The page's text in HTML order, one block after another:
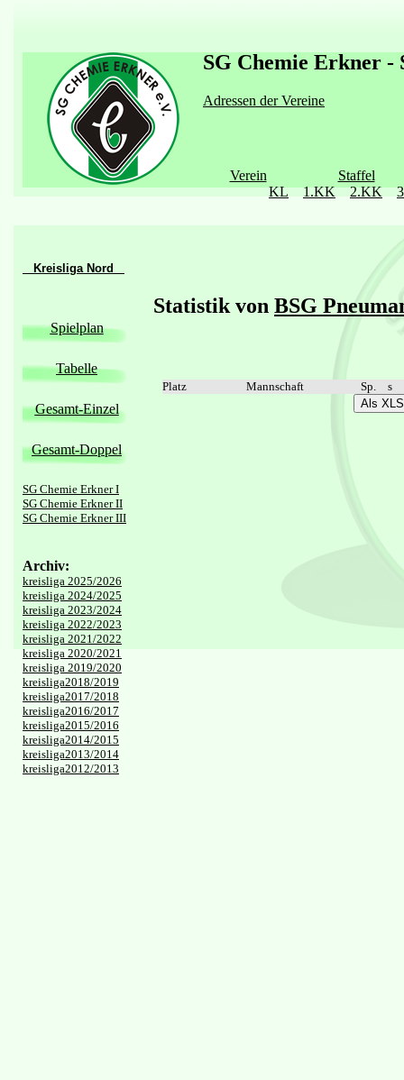
SG Chemie Erkner -
Adressen der Vereine
Verein
Staffel
KL
1.KK 2.KK
Kreisliga Nord
Spielplan
Tabelle
Gesamt-Einzel
Gesamt-Doppel
SG Chemie Erkner I
SG Chemie Erkner II
SG Chemie Erkner III
Archiv:
kreisliga 2025/2026
kreisliga 2024/2025
kreisliga 2023/2024
kreisliga 2022/2023
kreisliga 2021/2022
kreisliga 2020/2021
kreisliga 2019/2020
kreisliga2018/2019
kreisliga2017/2018
kreisliga2016/2017
kreisliga2015/2016
kreisliga2014/2015
kreisliga2013/2014
kreisliga2012/2013
Statistik von BSG
Platz Mannschaft Sp.
s
Als